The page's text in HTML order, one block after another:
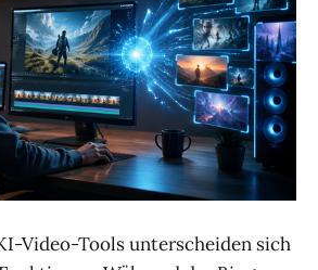
Video-Tools unterscheiden sich